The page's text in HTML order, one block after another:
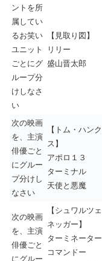
ントを所
属してい
るお笑い
ユニット
ごとにグ
ループ分
けしなさ
い
【見取り図】
リリー
盛山晋太郎
次の映画
を、主演
俳優ごと
にグルー
プ分けし
なさい
【トム・ハンク
ス】
アポロ１３
ターミナル
天使と悪魔
次の映画
を、主演
俳優ごと
にグルー
【シュワルツェ
ネッガー】
ターミネーター
コマンドー